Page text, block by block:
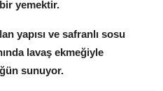
yemektir.
yapısı ve safranlı sosu
lavaş ekmeğiyle
sunuyor.